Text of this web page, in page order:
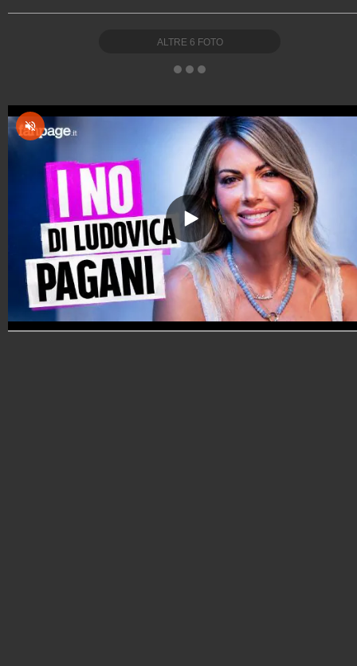
ALTRE 6 FOTO